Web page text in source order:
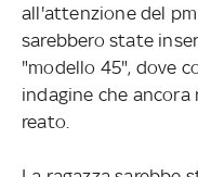
all'attenzione del
sarebbero state
"modello 45", dove
indagine che
reato.